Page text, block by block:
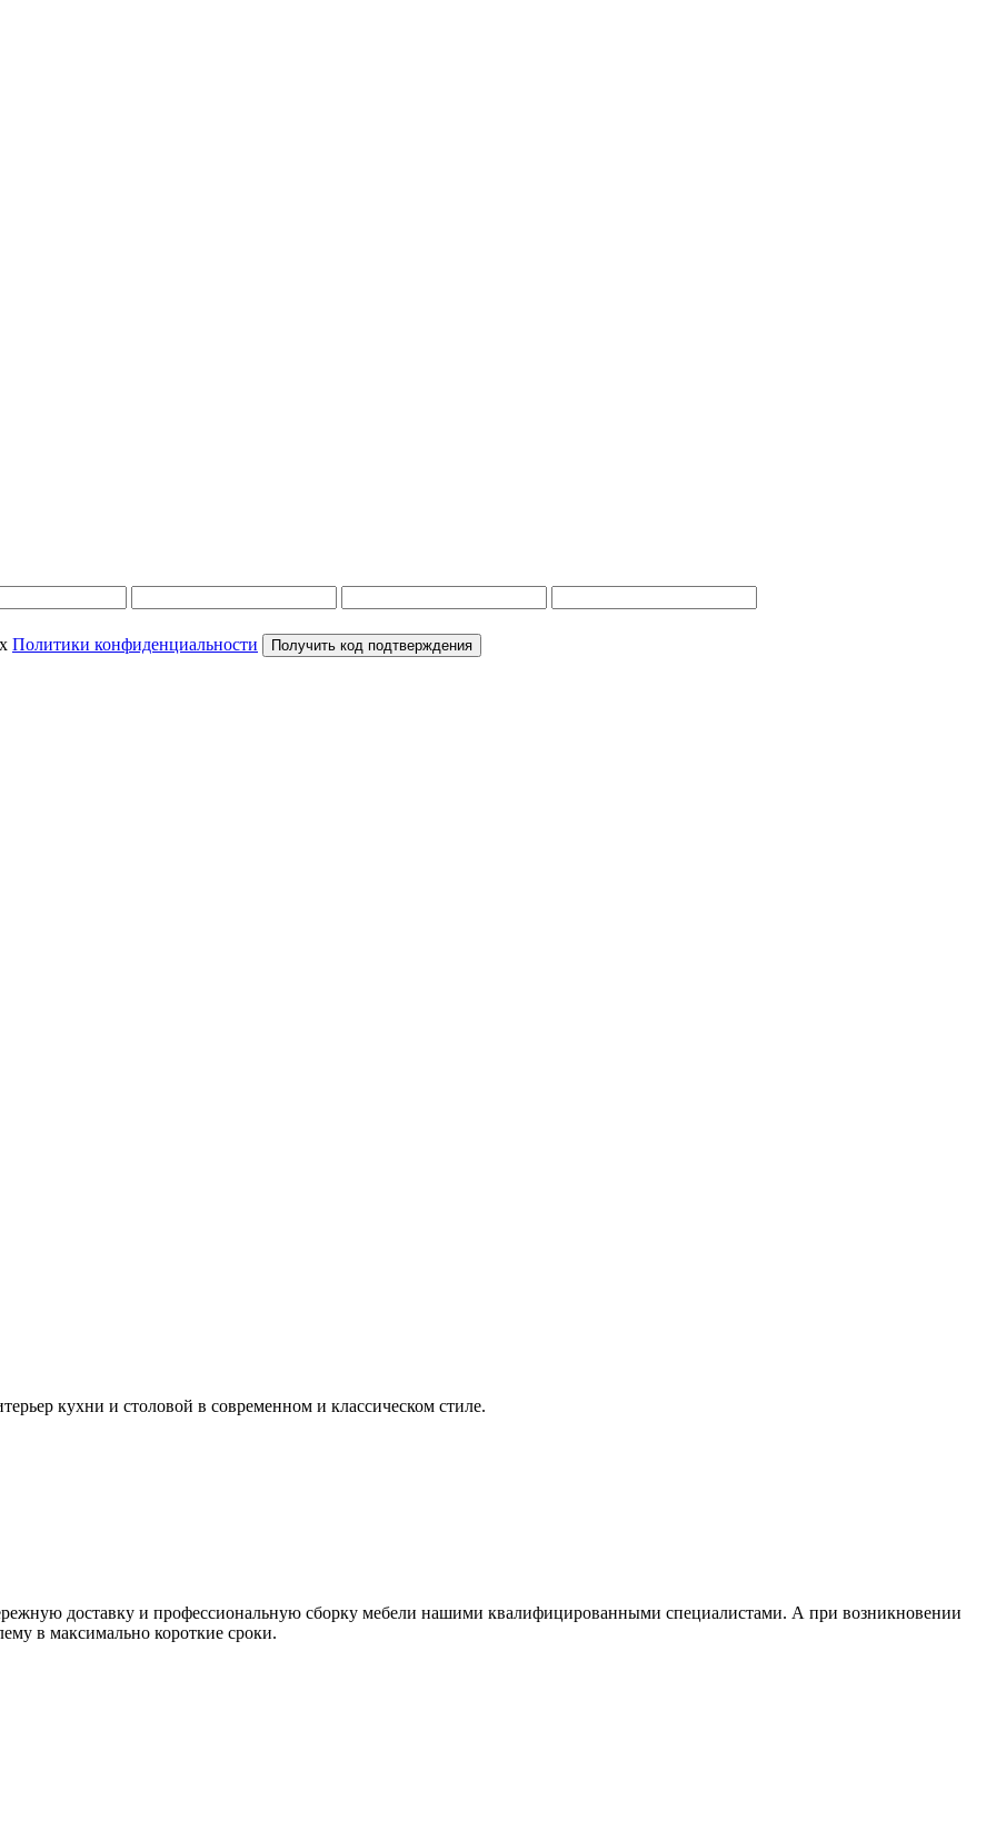
Политики конфиденциальности Получить код подтверждения
кухни и столовой в современном и классическом стиле.
доставку и профессиональную сборку мебели нашими квалифицированными специалистами. А при возникновении
в максимально короткие сроки.